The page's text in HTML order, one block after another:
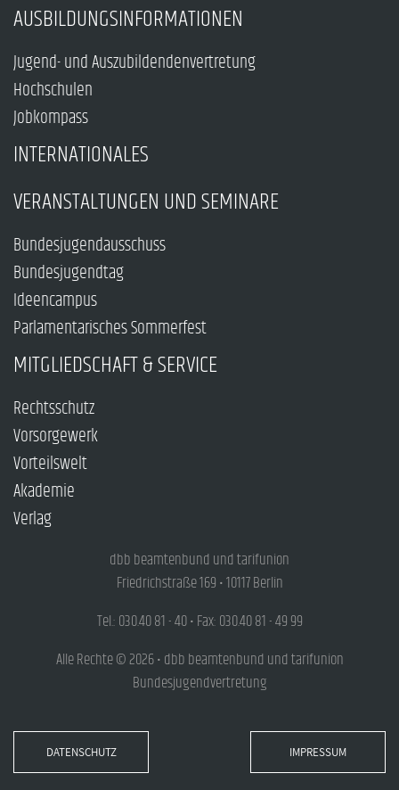
AUSBILDUNGSINFORMATIONEN
Jugend- und Auszubildendenvertretung
Hochschulen
Jobkompass
INTERNATIONALES
VERANSTALTUNGEN UND SEMINARE
Bundesjugendausschuss
Bundesjugendtag
Ideencampus
Parlamentarisches Sommerfest
MITGLIEDSCHAFT & SERVICE
Rechtsschutz
Vorsorgewerk
Vorteilswelt
Akademie
Verlag
dbb beamtenbund und tarifunion
Friedrichstraße 169 • 10117 Berlin
Tel.: 030.40 81 - 40 • Fax: 030.40 81 - 49 99
Alle Rechte © 2026 • dbb beamtenbund und tarifunion
Bundesjugendvertretung
DATENSCHUTZ IMPRESSUM